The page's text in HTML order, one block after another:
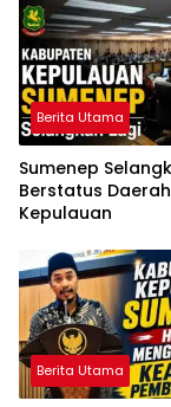
Berita Utama
Sumenep
Berstatus Daerah
Kepulauan
Berita Utama